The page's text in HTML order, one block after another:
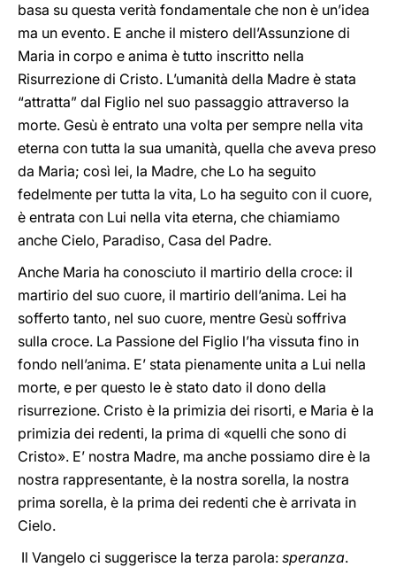
basa su questa verità fondamentale che non è un’idea
ma un evento. E anche il mistero dell’Assunzione di
Maria in corpo e anima è tutto inscritto nella
Risurrezione di Cristo. L’umanità della Madre è stata
“attratta” dal Figlio nel suo passaggio attraverso la
morte. Gesù è entrato una volta per sempre nella vita
eterna con tutta la sua umanità, quella che aveva preso
da Maria; così lei, la Madre, che Lo ha seguito
fedelmente per tutta la vita, Lo ha seguito con il cuore,
è entrata con Lui nella vita eterna, che chiamiamo
anche Cielo, Paradiso, Casa del Padre.
Anche Maria ha conosciuto il martirio della croce: il
martirio del suo cuore, il martirio dell’anima. Lei ha
sofferto tanto, nel suo cuore, mentre Gesù soffriva
sulla croce. La Passione del Figlio l’ha vissuta fino in
fondo nell’anima. E’ stata pienamente unita a Lui nella
morte, e per questo le è stato dato il dono della
risurrezione. Cristo è la primizia dei risorti, e Maria è la
primizia dei redenti, la prima di «quelli che sono di
Cristo». E’ nostra Madre, ma anche possiamo dire è la
nostra rappresentante, è la nostra sorella, la nostra
prima sorella, è la prima dei redenti che è arrivata in
Cielo.
Il Vangelo ci suggerisce la terza parola: speranza.